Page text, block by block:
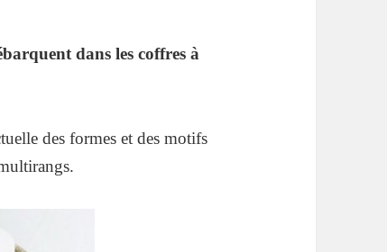
dans les coffres à
des formes et des motifs